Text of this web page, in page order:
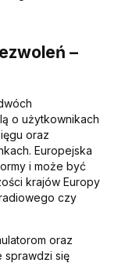
–
o użytkownikach
oraz
Europejska
i może być
krajów Europy
czy
oraz
sprawdzi się